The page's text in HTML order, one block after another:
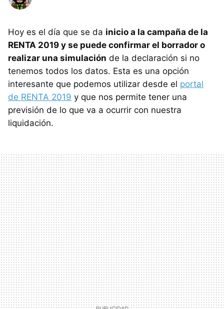
Hoy es el día que se da inicio a la campaña de la
RENTA 2019 y se puede confirmar el borrador o
realizar una simulación de la declaración si no
tenemos todos los datos. Esta es una opción
interesante que podemos utilizar desde el portal
de RENTA 2019 y que nos permite tener una
previsión de lo que va a ocurrir con nuestra
liquidación.